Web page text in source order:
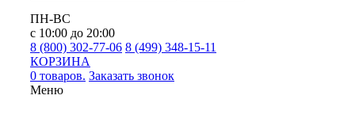
ПН-ВС
с 10:00 до 20:00
8 (800) 302-77-06 8 (499) 348-15-11
КОРЗИНА
0 товаров. Заказать звонок
Меню